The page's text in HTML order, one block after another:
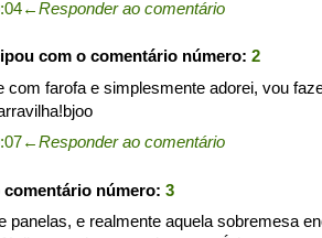
←Responder ao comentário
com o comentário número: 2
farofa e simplesmente adorei, vou
←Responder ao comentário
número: 3
panelas, e realmente aquela sobremesa